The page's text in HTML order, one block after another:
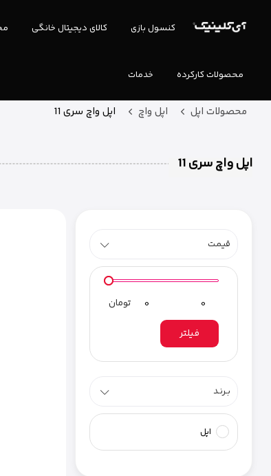
کنسول بازی کالای دیجیتال خانگی
محصولات کارکرده خدمات
محصولات اپل اپل واچ اپل واچ سری 11
اپل واچ سری 11
قیمـت
تومان
فیلتر
بـرنـد
اپل